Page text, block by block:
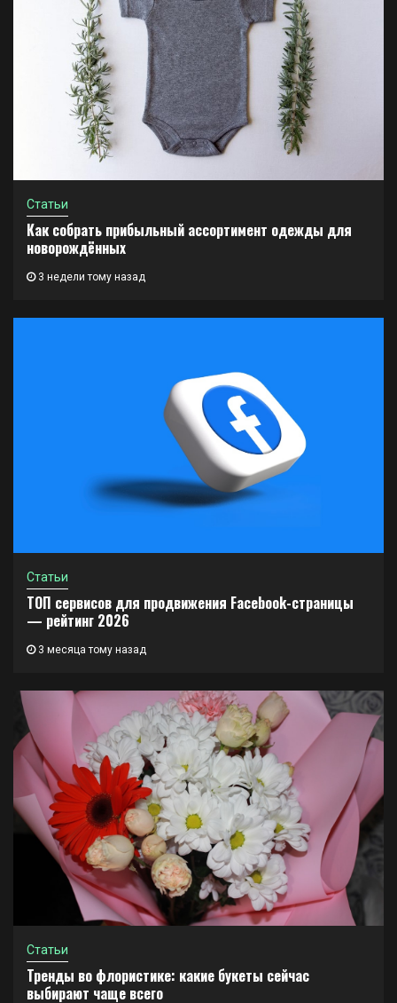
Статьи
Как собрать прибыльный ассортимент одежды для
новорождённых
3 недели тому назад
Статьи
ТОП сервисов для продвижения Facebook-страницы
— рейтинг 2026
3 месяца тому назад
Статьи
Тренды во флористике: какие букеты сейчас
выбирают чаще всего